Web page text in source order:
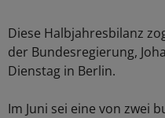
Diese Halbjahresbilanz
der Bundesregierung,
Dienstag in Berlin.
Im Juni sei eine von zwei